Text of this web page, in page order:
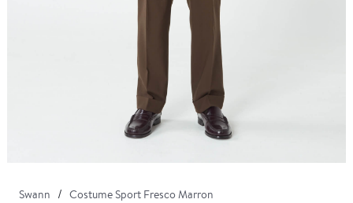
Swann Costume Sport Fresco Marron